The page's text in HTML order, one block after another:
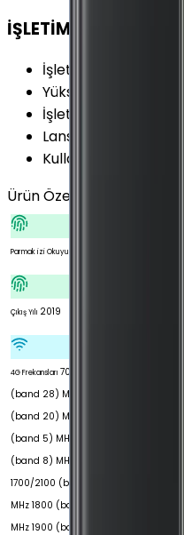
İŞLETİM SİSTEMİ
İşletim Sistemi
Yükseltilebilir
İşletim Sistemi
Lansman Arayüz
Kullanıcı Arayüzü
Ürün Özellikleri
Parmak izi Okuyucu
Çıkış Yılı 2019
4G Frekansları 700
(band 28) MHz 800
(band 20) MHz 850
(band 5) MHz 900
(band 8) MHz
1700/2100 (band 4)
MHz 1800 (band 3)
MHz 1900 (band 2)